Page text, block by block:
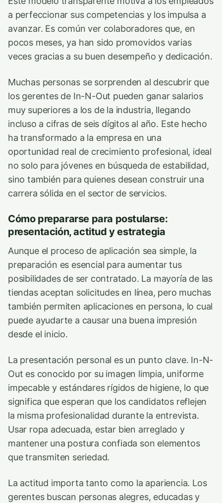
a perfeccionar sus competencias y los impulsa a
avanzar. Es común ver colaboradores que, en
pocos meses, ya han sido promovidos varias
veces gracias a su buen desempeño y dedicación.
Muchas personas se sorprenden al descubrir que
los gerentes de In-N-Out pueden ganar salarios
muy superiores a los de la industria, llegando
incluso a cifras de seis dígitos al año. Este hecho
ha transformado a la empresa en una
oportunidad real de crecimiento profesional, ideal
no solo para jóvenes en búsqueda de estabilidad,
sino también para quienes desean construir una
carrera sólida en el sector de servicios.
Cómo prepararse para postularse:
presentación, actitud y estrategia
Aunque el proceso de aplicación sea simple, la
preparación es esencial para aumentar tus
posibilidades de ser contratado. La mayoría de las
tiendas aceptan solicitudes en línea, pero muchas
también permiten aplicaciones en persona, lo cual
puede ayudarte a causar una buena impresión
desde el inicio.
La presentación personal es un punto clave. In-N-
Out es conocido por su imagen limpia, uniforme
impecable y estándares rígidos de higiene, lo que
significa que esperan que los candidatos reflejen
la misma profesionalidad durante la entrevista.
Usar ropa adecuada, estar bien arreglado y
mantener una postura confiada son elementos
que transmiten seriedad.
La actitud importa tanto como la apariencia. Los
gerentes buscan personas alegres, educadas y